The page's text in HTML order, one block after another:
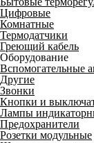
Цифровые
Комнатные
Термодатчики
Греющий кабель
Оборудование
Вспомогательные
Другие
Звонки
Кнопки и
Лампы
Предохранители
Розетки модульные